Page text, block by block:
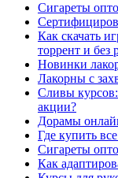
Сигареты
Как скачать
торрент и без
Новинки
Лакорны с
Сливы
акции?
Дорамы
Где купить
Сигареты
Как